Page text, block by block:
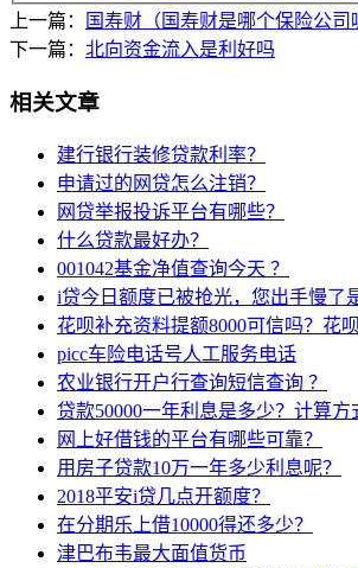
上一篇：
国寿财（国寿财是哪个保险公司
下一篇： 北向资金流入是利好吗
相关文章
建行银行装修贷款利率？
申请过的网贷怎么注销？
网贷举报投诉平台有哪些？
什么贷款最好办？
001042基金净值查询今天 ？
i贷今日额度已被抢光，您出手慢了
花呗补充资料提额8000可信吗？花
picc车险电话号人工服务电话
农业银行开户行查询短信查询 ？
贷款50000一年利息是多少？计算方
网上好借钱的平台有哪些可靠？
用房子贷款10万一年多少利息呢？
2018平安i贷几点开额度？
在分期乐上借10000得还多少？
津巴布韦最大面值货币